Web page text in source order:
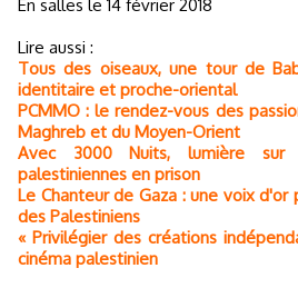
En salles le 14 février 2018
Lire aussi :
Tous des oiseaux, une tour de
identitaire et proche-oriental
PCMMO : le rendez-vous des
Maghreb et du Moyen-Orient
Avec 3000 Nuits, lumière
palestiniennes en prison
Le Chanteur de Gaza : une voix
des Palestiniens
« Privilégier des créations
cinéma palestinien